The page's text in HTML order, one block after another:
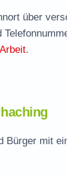
über
.
mit